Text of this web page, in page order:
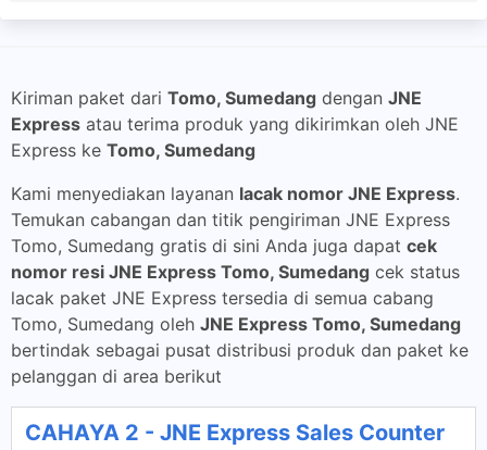
Kiriman paket dari Tomo, Sumedang dengan JNE
Express atau terima produk yang dikirimkan oleh JNE
Express ke Tomo, Sumedang
Kami menyediakan layanan lacak nomor JNE Express.
Temukan cabangan dan titik pengiriman JNE Express
Tomo, Sumedang gratis di sini Anda juga dapat cek
nomor resi JNE Express Tomo, Sumedang cek status
lacak paket JNE Express tersedia di semua cabang
Tomo, Sumedang oleh JNE Express Tomo, Sumedang
bertindak sebagai pusat distribusi produk dan paket ke
pelanggan di area berikut
CAHAYA 2 - JNE Express Sales Counter